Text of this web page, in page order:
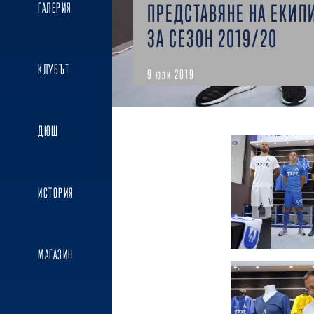
ГАЛЕРИЯ
КЛУБЪТ
ДЮШ
ИСТОРИЯ
МАГАЗИН
ПРЕДСТАВЯНЕ НА
ЗА СЕЗОН 2019/20
9 юли 2019